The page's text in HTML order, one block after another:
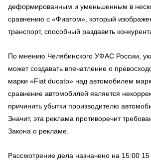
деформированным и уменьшенным в
сравнению с «Фиатом», который
транспорт, способный раздавить
По мнению Челябинского УФАС России,
может создавать впечатление о
марки «Fiat ducato» над автомобилем
сравнение автомобилей является
причинить убытки производителю
Значит, эта реклама противоречит
Закона о рекламе.
Рассмотрение дела назначено на 15:00 15